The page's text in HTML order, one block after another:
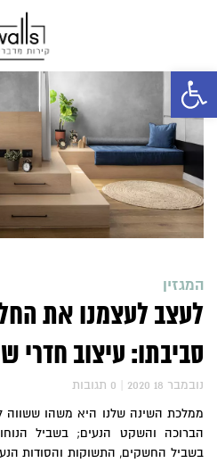
פתח סרגל נגישות
המגזין
לעצב לעצמנו את
סביבתו: עיצוב חדרי
2020 נובמבר 18 0 תגובות
ממלכת השינה שלנו היא משהו ששווה
הברוכה והשקט הנעים; בשביל
בשביל החשקים, התשוקות והסודות